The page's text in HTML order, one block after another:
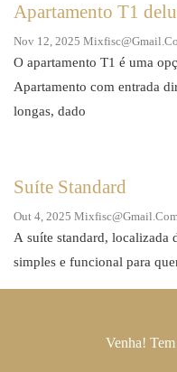
Apartamento T1
Nov 12, 2025
O apartamento T1 é uma
Apartamento com entrada
longas, dado
Suíte Standard
Out 4, 2025
A suíte standard, localizada
simples e funcional para
Venha!